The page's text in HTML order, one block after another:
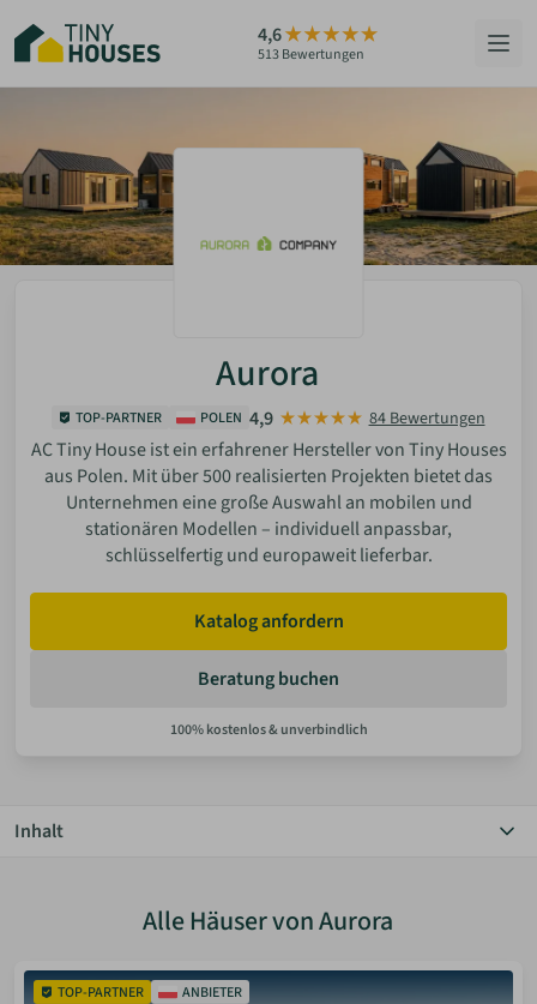
Hauptinhalt
springen
4,6
513 Bewertungen
BERATUNG
GRUNDSTÜCKE
ZUM HAUS-FINDER
PARTNER WERDEN
ANMELDEN
MERKLISTE
Aurora
TOP-PARTNER POLEN 4,9 84 Bewertungen
AC Tiny House ist ein erfahrener Hersteller von Tiny Houses
aus Polen. Mit über 500 realisierten Projekten bietet das
Unternehmen eine große Auswahl an mobilen und
stationären Modellen – individuell anpassbar,
schlüsselfertig und europaweit lieferbar.
Katalog anfordern
Beratung buchen
Inhalt
Alle Häuser von Aurora
TOP-PARTNER ANBIETER
5 Sterne
96,4%
2 Sterne
1,2%
1 Sterne
2,4%
Google.com